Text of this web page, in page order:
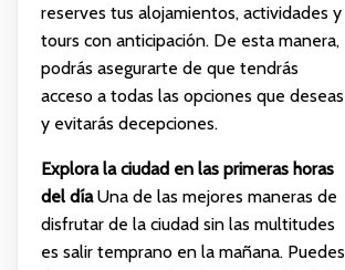
reserves tus alojamientos, actividades y
tours con anticipación. De esta manera,
podrás asegurarte de que tendrás
acceso a todas las opciones que deseas
y evitarás decepciones.
Explora la ciudad en las primeras horas
del díaUna de las mejores maneras de
disfrutar de la ciudad sin las multitudes
es salir temprano en la mañana. Puedes